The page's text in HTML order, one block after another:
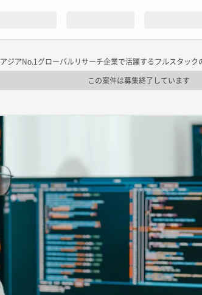
アジアNo.1グローバルリサーチ企業で活躍するフルスタック
この案件は募集終了しています